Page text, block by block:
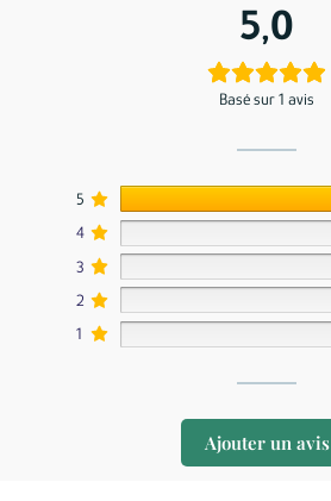
5,0
Basé sur 1 avis
5
4
3
2
1
Ajouter un avis